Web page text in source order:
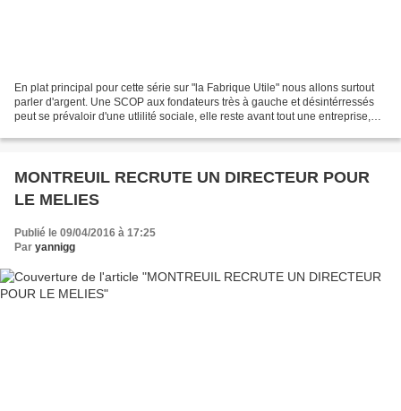
En plat principal pour cette série sur "la Fabrique Utile" nous allons surtout
parler d'argent. Une SCOP aux fondateurs très à gauche et désintérressés
peut se prévaloir d'une utlilité sociale, elle reste avant tout une entreprise,
MONTREUIL RECRUTE UN DIRECTEUR POUR
LE MELIES
Publié le 09/04/2016 à 17:25
Par yannigg